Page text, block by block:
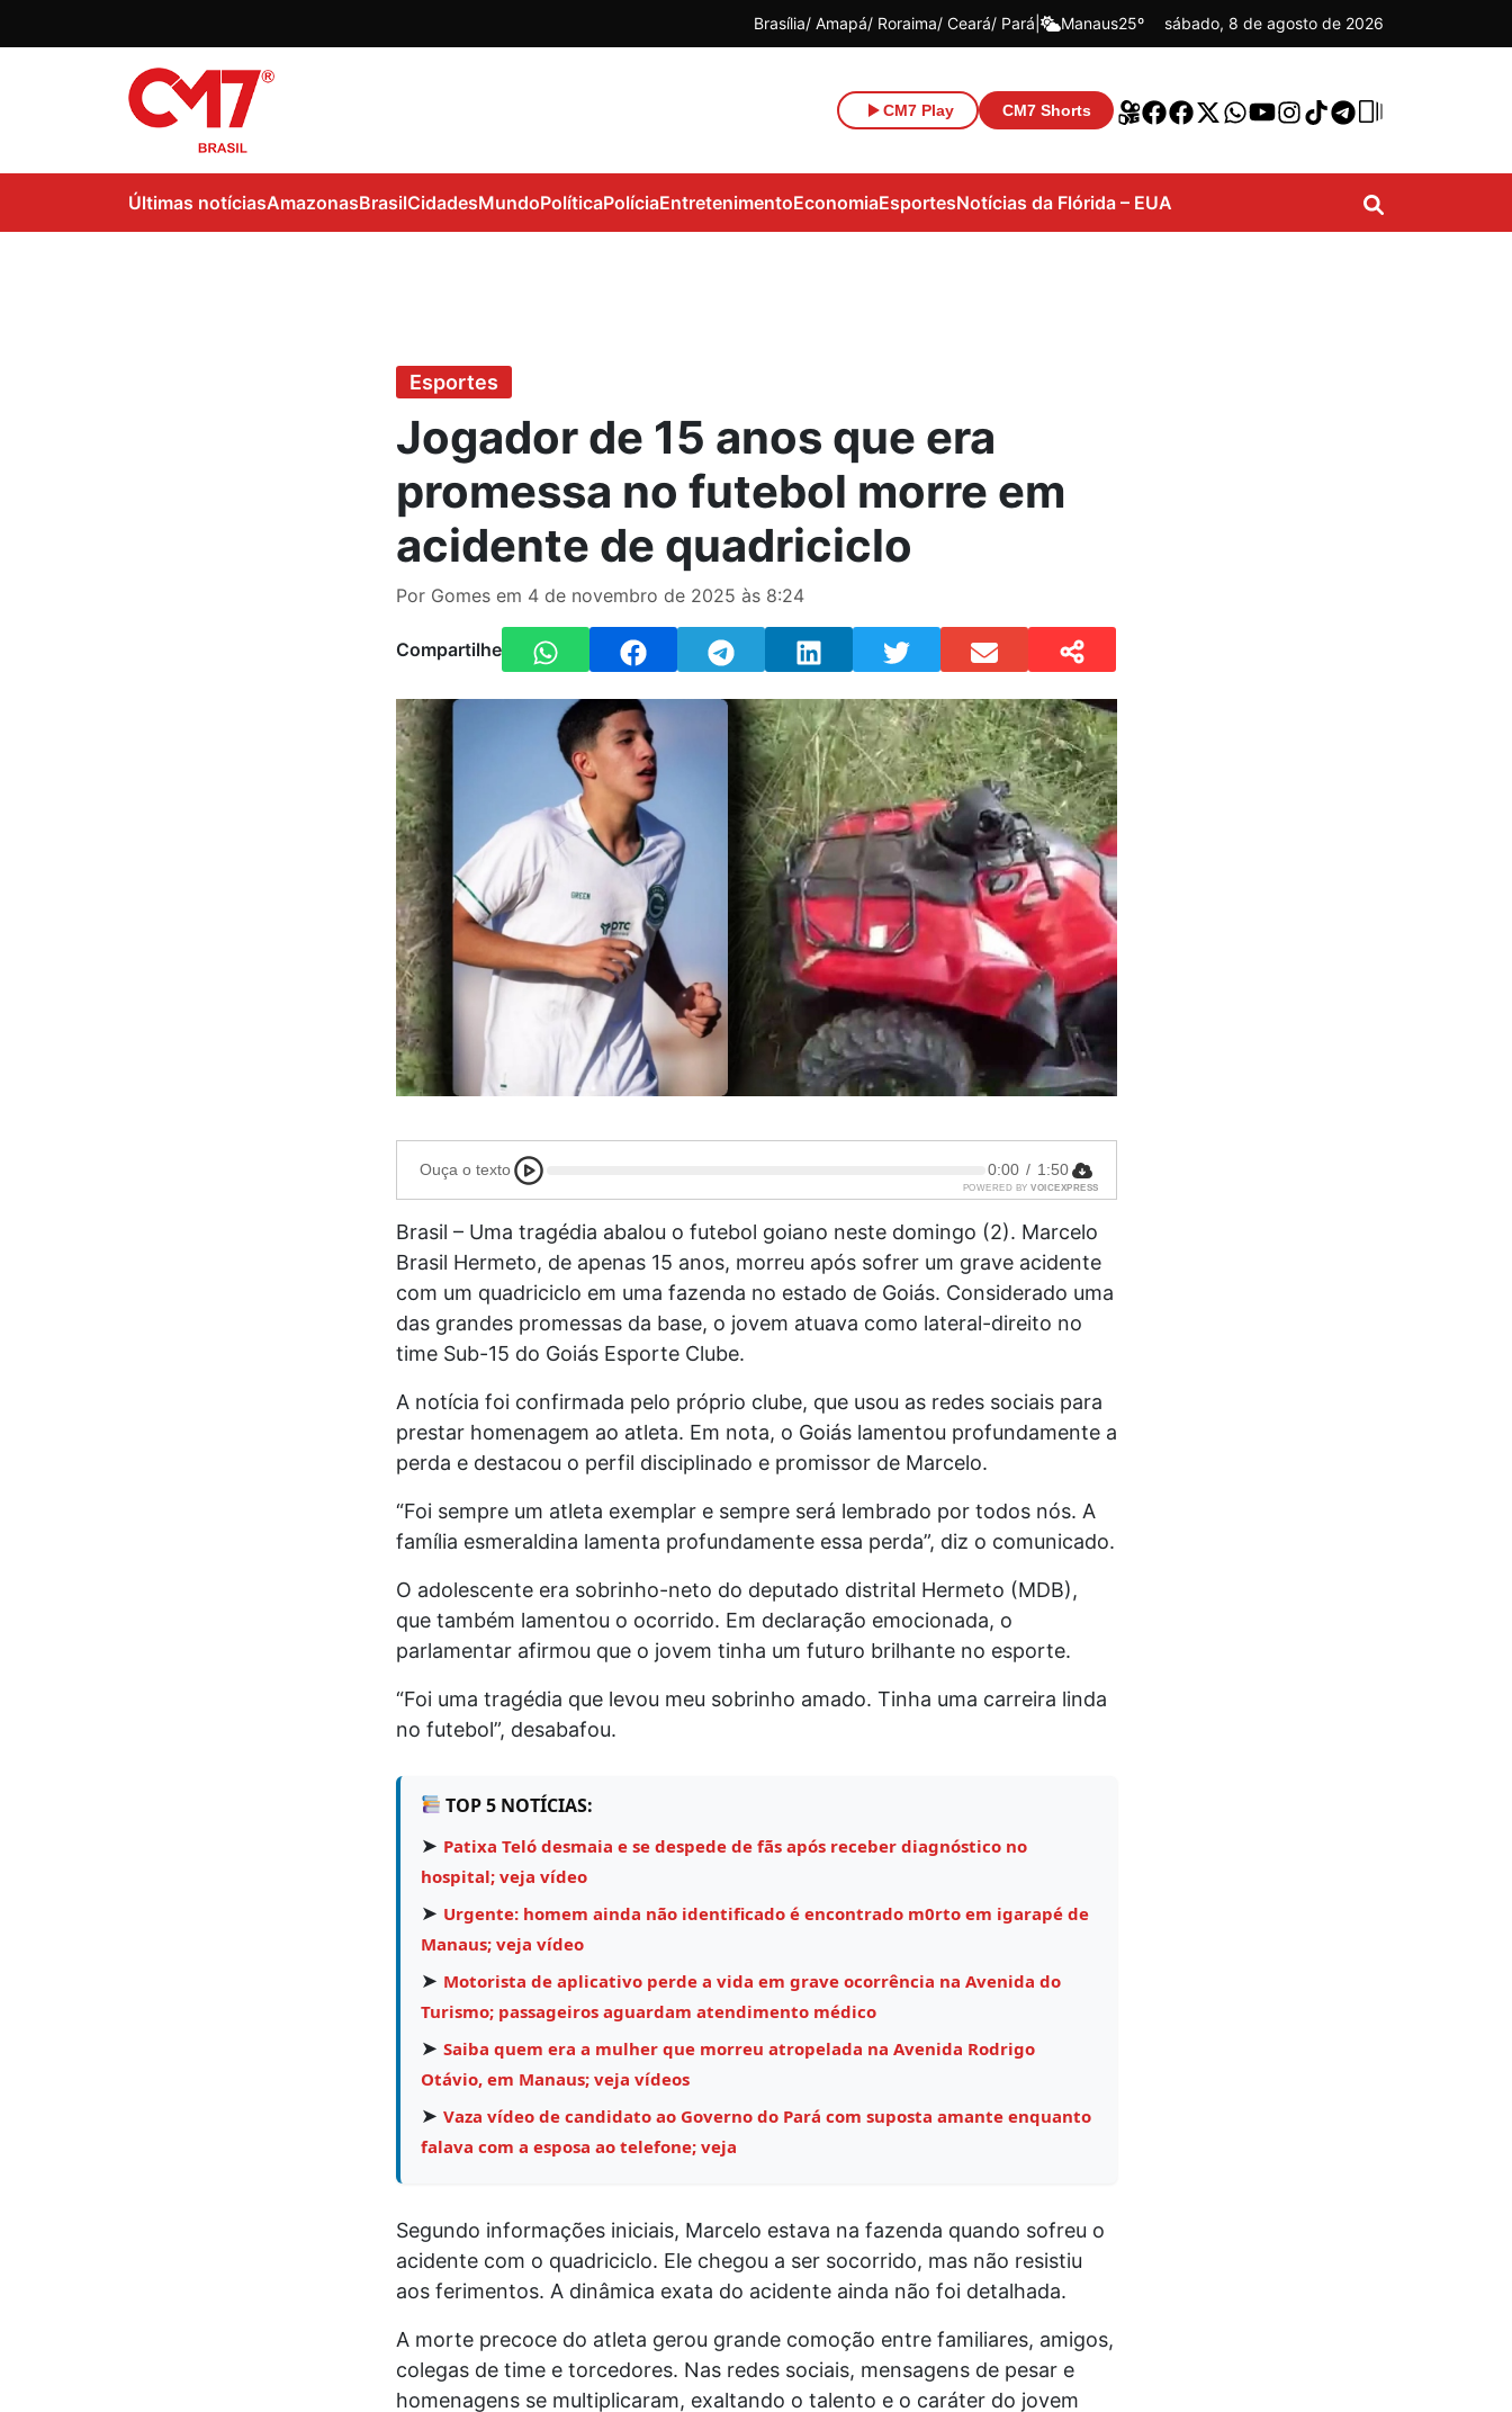
Brasília Amapá Roraima Ceará Pará Manaus25º sábado, 8 de agosto de 2026
CM7 Play CM7 Shorts
Últimas notíciasAmazonasBrasilCidadesMundoPolíticaPolíciaEntretenimentoEconomiaEsportesNotícias da Flórida – EUA
Esportes
Jogador de 15 anos que era
promessa no futebol morre em
acidente de quadriciclo
Por Gomes em 4 de novembro de 2025 às 8:24
Compartilhe
Ouça o texto 0:00 / 1:50
POWERED BY VOICEXPRESS
Brasil – Uma tragédia abalou o futebol goiano neste domingo (2). Marcelo
Brasil Hermeto, de apenas 15 anos, morreu após sofrer um grave acidente
com um quadriciclo em uma fazenda no estado de Goiás. Considerado uma
das grandes promessas da base, o jovem atuava como lateral-direito no
time Sub-15 do Goiás Esporte Clube.
A notícia foi confirmada pelo próprio clube, que usou as redes sociais para
prestar homenagem ao atleta. Em nota, o Goiás lamentou profundamente a
perda e destacou o perfil disciplinado e promissor de Marcelo.
“Foi sempre um atleta exemplar e sempre será lembrado por todos nós. A
família esmeraldina lamenta profundamente essa perda”, diz o comunicado.
O adolescente era sobrinho-neto do deputado distrital Hermeto (MDB),
que também lamentou o ocorrido. Em declaração emocionada, o
parlamentar afirmou que o jovem tinha um futuro brilhante no esporte.
“Foi uma tragédia que levou meu sobrinho amado. Tinha uma carreira linda
no futebol”, desabafou.
TOP 5 NOTÍCIAS:
➤ Patixa Teló desmaia e se despede de fãs após receber diagnóstico no
hospital; veja vídeo
➤ Urgente: homem ainda não identificado é encontrado m0rto em igarapé de
Manaus; veja vídeo
➤ Motorista de aplicativo perde a vida em grave ocorrência na Avenida do
Turismo; passageiros aguardam atendimento médico
➤ Saiba quem era a mulher que morreu atropelada na Avenida Rodrigo
Otávio, em Manaus; veja vídeos
➤ Vaza vídeo de candidato ao Governo do Pará com suposta amante enquanto
falava com a esposa ao telefone; veja
Segundo informações iniciais, Marcelo estava na fazenda quando sofreu o
acidente com o quadriciclo. Ele chegou a ser socorrido, mas não resistiu
aos ferimentos. A dinâmica exata do acidente ainda não foi detalhada.
A morte precoce do atleta gerou grande comoção entre familiares, amigos,
colegas de time e torcedores. Nas redes sociais, mensagens de pesar e
homenagens se multiplicaram, exaltando o talento e o caráter do jovem